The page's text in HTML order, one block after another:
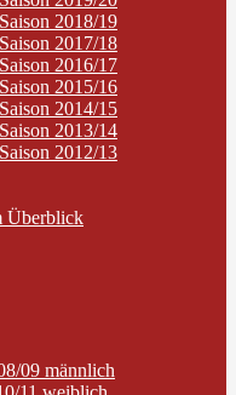
2018/19
2017/18
2016/17
2015/16
2014/15
2013/14
2012/13
Überblick
09 männlich